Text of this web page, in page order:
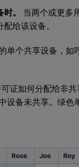
。
当两个或更多
给该设备。
单个共享设备，如
证如何分配给非
设备未共享。绿色